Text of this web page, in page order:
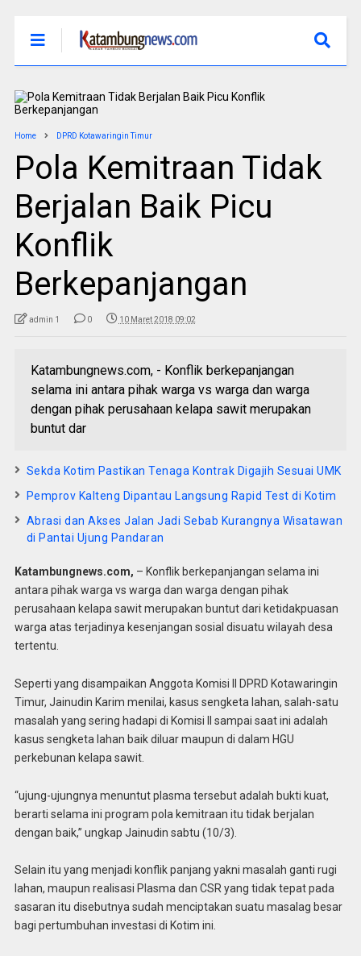
Home DPRD Kotawaringin Timur
Pola Kemitraan Tidak
Berjalan Baik Picu
Konflik
Berkepanjangan
admin 1 0 10 Maret 2018 09:02
Katambungnews.com, - Konflik berkepanjangan
selama ini antara pihak warga vs warga dan warga
dengan pihak perusahaan kelapa sawit merupakan
buntut dar
Sekda Kotim Pastikan Tenaga Kontrak Digajih Sesuai UMK
Pemprov Kalteng Dipantau Langsung Rapid Test di Kotim
Abrasi dan Akses Jalan Jadi Sebab Kurangnya Wisatawan
di Pantai Ujung Pandaran
Katambungnews.com, – Konflik berkepanjangan selama ini
antara pihak warga vs warga dan warga dengan pihak
perusahaan kelapa sawit merupakan buntut dari ketidakpuasan
warga atas terjadinya kesenjangan sosial disuatu wilayah desa
tertentu.
Seperti yang disampaikan Anggota Komisi II DPRD Kotawaringin
Timur, Jainudin Karim menilai, kasus sengketa lahan, salah-satu
masalah yang sering hadapi di Komisi II sampai saat ini adalah
kasus sengketa lahan baik diluar maupun di dalam HGU
perkebunan kelapa sawit.
“ujung-ujungnya menuntut plasma tersebut adalah bukti kuat,
berarti selama ini program pola kemitraan itu tidak berjalan
dengan baik,” ungkap Jainudin sabtu (10/3).
Selain itu yang menjadi konflik panjang yakni masalah ganti rugi
lahan, maupun realisasi Plasma dan CSR yang tidak tepat pada
sasaran itu disebutnya sudah menciptakan suatu masalag besar
bagi pertumbuhan investasi di Kotim ini.